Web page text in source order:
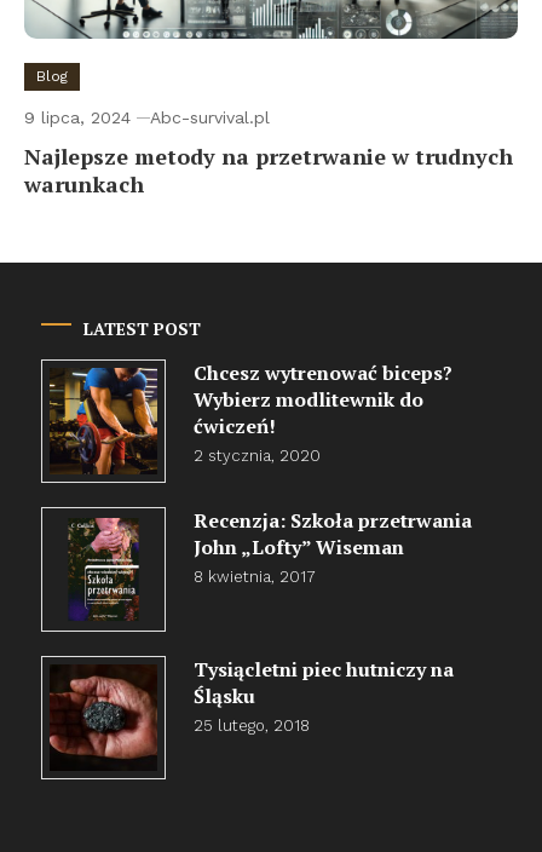
Blog
9 lipca, 2024 Abc-survival.pl
Najlepsze metody na przetrwanie w trudnych
warunkach
LATEST POST
Chcesz wytrenować biceps?
Wybierz modlitewnik do
ćwiczeń!
2 stycznia, 2020
Recenzja: Szkoła przetrwania
John „Lofty” Wiseman
8 kwietnia, 2017
Tysiącletni piec hutniczy na
Śląsku
25 lutego, 2018